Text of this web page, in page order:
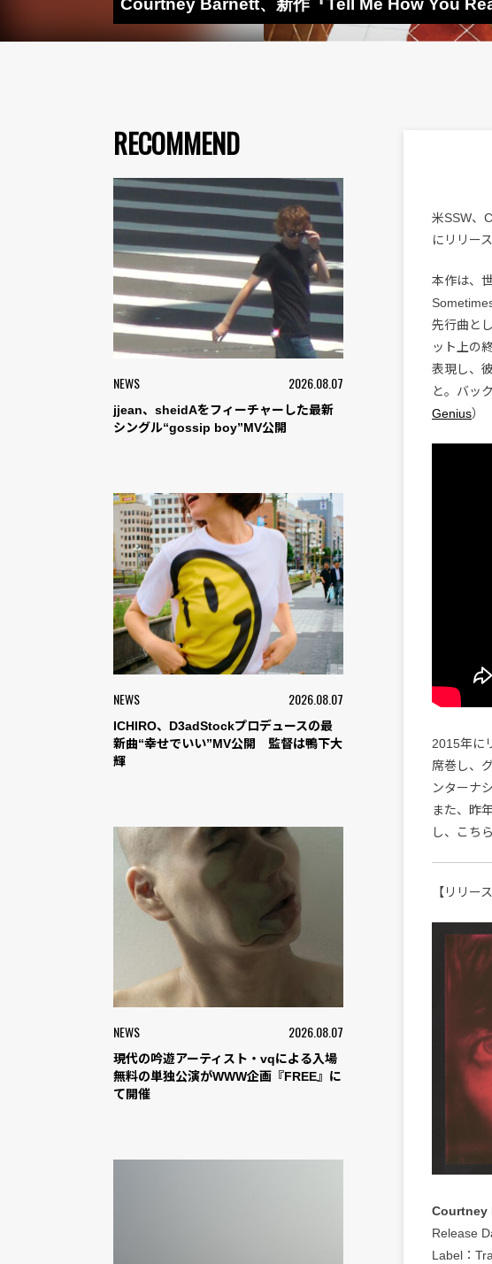
Courtney Barnett、新作『Tell Me How You
RECOMMEND
NEWS 2026.08.07
jjean、sheidAをフィーチャーした最新
シングル“gossip boy”MV公開
NEWS 2026.08.07
ICHIRO、D3adStockプロデュースの最
新曲“幸せでいい”MV公開 監督は鴨下大
輝
NEWS 2026.08.07
現代の吟遊アーティスト・vqによる入場
無料の単独公演がWWW企画『FREE』に
て開催
米SSW、
にリリー
本作は、
先行曲と
ット上の
表現し、
と。バッ
Genius）
2015年に
席巻し、
ンターナ
また、昨
し、こち
【リリー
Courtney
Release
Label：